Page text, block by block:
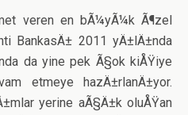
veren en bÃ¼yÃ¼k Ã¶zel
BankasÄ± 2011 yÄ±lÄ±nda
da yine pek Ã§ok kiÅŸiye
etmeye hazÄ±rlanÄ±yor.
yerine aÃ§Ä±k oluÅŸan